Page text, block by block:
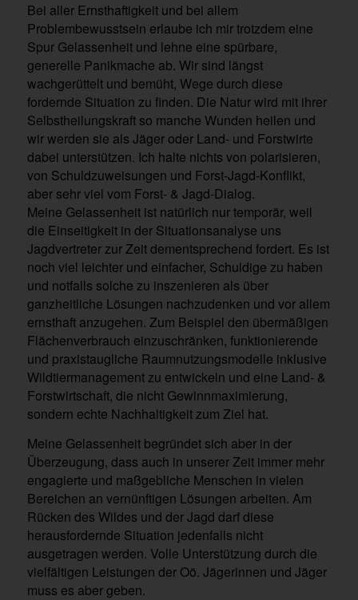
Bei aller Ernsthaftigkeit und bei allem
Problembewusstsein erlaube ich mir trotzdem eine
Spur Gelassenheit und lehne eine spürbare,
generelle Panikmache ab. Wir sind längst
wachgerüttelt und bemüht, Wege durch diese
fordernde Situation zu finden. Die Natur wird mit ihrer
Selbstheilungskraft so manche Wunden heilen und
wir werden sie als Jäger oder Land- und Forstwirte
dabei unterstützen. Ich halte nichts von polarisieren,
von Schuldzuweisungen und Forst-Jagd-Konflikt,
aber sehr viel vom Forst- & Jagd-Dialog.
Meine Gelassenheit ist natürlich nur temporär, weil
die Einseitigkeit in der Situationsanalyse uns
Jagdvertreter zur Zeit dementsprechend fordert. Es ist
noch viel leichter und einfacher, Schuldige zu haben
und notfalls solche zu inszenieren als über
ganzheitliche Lösungen nachzudenken und vor allem
ernsthaft anzugehen. Zum Beispiel den übermäßigen
Flächenverbrauch einzuschränken, funktionierende
und praxistaugliche Raumnutzungsmodelle inklusive
Wildtiermanagement zu entwickeln und eine Land- &
Forstwirtschaft, die nicht Gewinnmaximierung,
sondern echte Nachhaltigkeit zum Ziel hat.
Meine Gelassenheit begründet sich aber in der
Überzeugung, dass auch in unserer Zeit immer mehr
engagierte und maßgebliche Menschen in vielen
Bereichen an vernünftigen Lösungen arbeiten. Am
Rücken des Wildes und der Jagd darf diese
herausfordernde Situation jedenfalls nicht
ausgetragen werden. Volle Unterstützung durch die
vielfältigen Leistungen der Oö. Jägerinnen und Jäger
muss es aber geben.